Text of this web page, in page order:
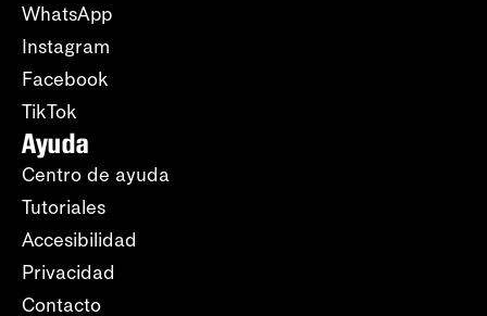
WhatsApp
Instagram
Facebook
TikTok
Ayuda
Centro de ayuda
Tutoriales
Accesibilidad
Privacidad
Contacto